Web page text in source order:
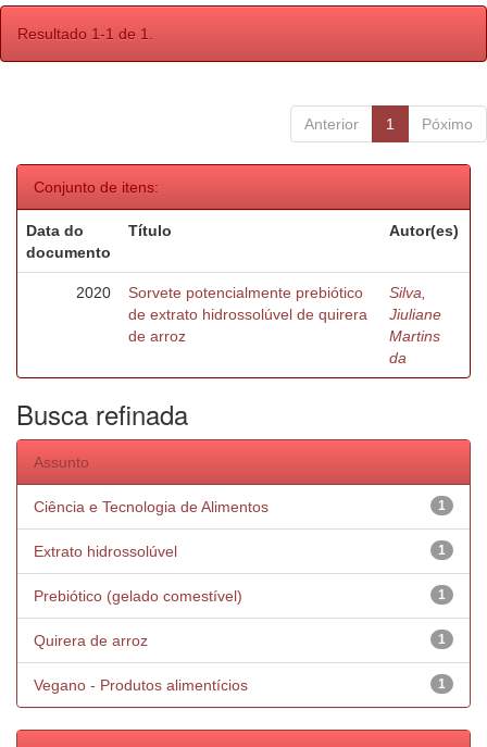
Resultado 1-1 de 1.
Anterior 1 Póximo
Conjunto de itens:
Data do
documento
Título Autor(es)
2020
Sorvete potencialmente prebiótico
de extrato hidrossolúvel de quirera
de arroz
Silva,
Jiuliane
Martins
da
Busca refinada
Assunto
1
Ciência e Tecnologia de Alimentos
1
Extrato hidrossolúvel
1
Prebiótico (gelado comestível)
1
Quirera de arroz
1
Vegano - Produtos alimentícios